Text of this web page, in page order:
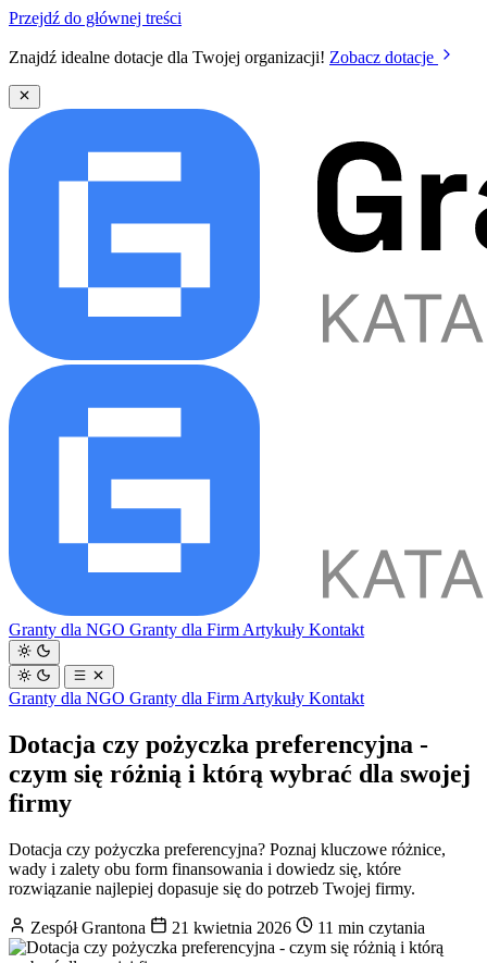
Przejdź do głównej treści
Znajdź idealne dotacje dla Twojej organizacji! Zobacz dotacje
Granty dla NGO Granty dla Firm Artykuły Kontakt
Granty dla NGO Granty dla Firm Artykuły Kontakt
Dotacja czy pożyczka preferencyjna -
czym się różnią i którą wybrać dla swojej
firmy
Dotacja czy pożyczka preferencyjna? Poznaj kluczowe różnice,
wady i zalety obu form finansowania i dowiedz się, które
rozwiązanie najlepiej dopasuje się do potrzeb Twojej firmy.
Zespół Grantona 21 kwietnia 2026 11 min czytania